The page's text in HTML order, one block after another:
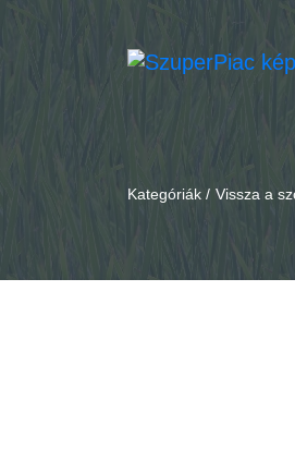
Kategóriák / Vissza a